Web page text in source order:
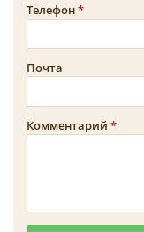
Телефон
Почта
Комментарий